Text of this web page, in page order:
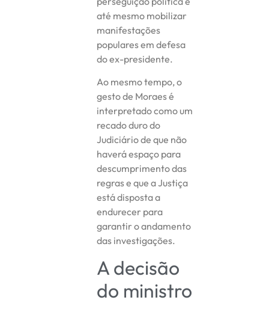
até mesmo mobilizar
manifestações
populares em defesa
do ex-presidente.
Ao mesmo tempo, o
gesto de Moraes é
interpretado como um
recado duro do
Judiciário de que não
haverá espaço para
descumprimento das
regras e que a Justiça
está disposta a
endurecer para
garantir o andamento
das investigações.
A decisão
do ministro